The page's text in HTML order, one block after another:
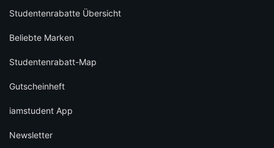
Studentenrabatte Übersicht
Beliebte Marken
Studentenrabatt-Map
Gutscheinheft
iamstudent App
Newsletter